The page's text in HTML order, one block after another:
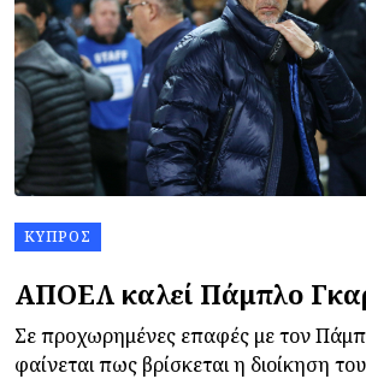
ΚΎΠΡΟΣ
ΑΠΟΕΛ καλεί Πάμπλο
Σε προχωρημένες επαφές με τον
φαίνεται πως βρίσκεται η διοίκηση